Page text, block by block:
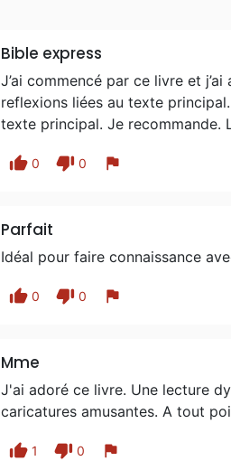
Bible express
J’ai commencé par ce livre et
reflexions liées au texte
texte principal. Je recommande.
thumb_up 0 thumb_down 0 flag
Parfait
Idéal pour faire connaissance
thumb_up 0 thumb_down 0 flag
Mme
J'ai adoré ce livre. Une lecture
caricatures amusantes. A tout
thumb_up 1 thumb_down 0 flag